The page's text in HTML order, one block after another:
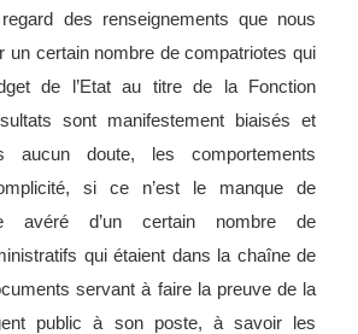
des renseignements que nous
un certain nombre de compatriotes qui
de l’Etat au titre de la Fonction
sont manifestement biaisés et
aucun doute, les comportements
si ce n’est le manque de
avéré d’un certain nombre de
qui étaient dans la chaîne de
servant à faire la preuve de la
public à son poste, à savoir les